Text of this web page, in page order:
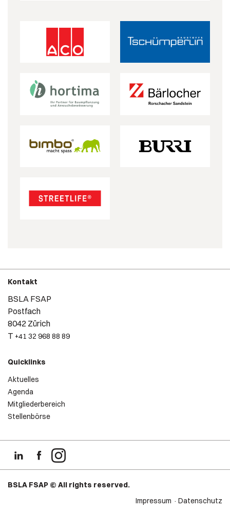
Kontakt
BSLA FSAP
Postfach
8042 Zürich
T +41 32 968 88 89
Quicklinks
Aktuelles
Agenda
Mitgliederbereich
Stellenbörse
BSLA FSAP © All rights reserved.
Impressum
Datenschutz